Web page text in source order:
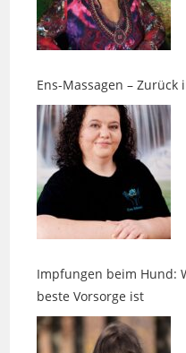
Ens-Massagen – Zurück
Impfungen beim Hund: